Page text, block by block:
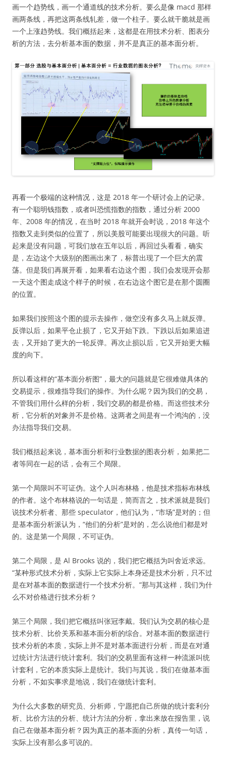
画一个趋势线，画一个通道线的技术分析。要么是像 macd 那样
画两条线，再把这两条线轧差，做一个柱子。要么就干脆就是画
一个上涨趋势线。我们概括起来，这都是在用技术分析、图表分
析的方法，去分析基本面的数据，并不是真正的基本面分析。
再看一个极端的这种情况，这是 2018 年一个研讨会上的记录。
有一个聪明钱指数，或者叫恐慌指数的指数，通过分析 2000
年、2008 年的情况，在当时 2018 年就开会时说，2018 年这个
指数又走到类似的位置了，所以美股可能要出现很大的问题。听
起来是没有问题，可我们放在五年以后，再回过头看看，确实
是，左边这个大级别的图画出来了，标普出现了一个巨大的震
荡。但是我们再展开看，如果看右边这个图，我们会发现开会那
一天这个图走成这个样子的时候，在右边这个图它是在那个圆圈
的位置。
如果我们按照这个图的提示去操作，做空没有多久马上就反弹。
反弹以后，如果平仓止损了，它又开始下跌。下跌以后如果追进
去，又开始了更大的一轮反弹。再次止损以后，它又开始更大幅
度的向下。
所以看这样的“基本面分析图”，最大的问题就是它很难做具体的
交易提示，很难指导我们的操作。为什么呢？因为我们的交易，
不管我们用什么样的分析，我们交易的都是价格。而这些技术分
析，它分析的对象并不是价格。这两者之间是有一个鸿沟的，没
办法指导我们交易。
我们概括起来说，基本面分析和行业数据的图表分析，如果把二
者等同在一起的话，会有三个局限。
第一个局限叫不可证伪。这个人叫布林格，他是技术指标布林线
的作者。这个布林格说的一句话是，简而言之，技术派就是我们
说技术分析者、那些 speculator，他们认为，“市场”是对的；但
是基本面分析派认为，“他们的分析”是对的，怎么说他们都是对
的。这是第一个局限，不可证伪。
第二个局限，是 Al Brooks 说的，我们把它概括为叫舍近求远。
“某种形式技术分析，实际上它实际上本身还是技术分析，只不过
是在对基本面的数据进行一个技术分析。”那与其这样，我们为什
么不对价格进行技术分析？
第三个局限，我们把它概括叫张冠李戴。我们认为交易的核心是
技术分析、比价关系和基本面分析的综合。对基本面的数据进行
技术分析的本质，实际上并不是对基本面进行分析，而是在对通
过统计方法进行统计套利。我们的交易里面有这样一种流派叫统
计套利，它的本质实际上是统计。我们与其说，我们在做基本面
分析，不如实事求是地说，我们在做统计套利。
为什么大多数的研究员、分析师，宁愿把自己所做的统计套利分
析、比价方法的分析、统计方法的分析，拿出来放在报告里，说
自己在做基本面分析？因为真正的基本面的分析，真传一句话，
实际上没有那么多可说的。